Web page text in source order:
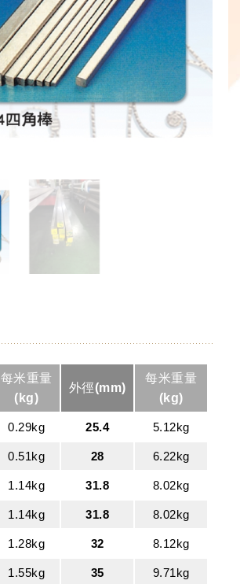
每米重量
(kg)
外徑(mm)
每米重量
(kg)
0.29kg 25.4 5.12kg
0.51kg 28 6.22kg
1.14kg 31.8 8.02kg
1.14kg 31.8 8.02kg
1.28kg 32 8.12kg
1.55kg 35 9.71kg